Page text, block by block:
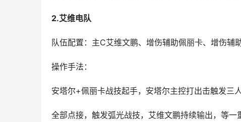
2.艾维电队
队伍配置：主C艾维文鹏、增伤辅助佩丽卡、增伤辅
操作手法：
安塔尔+佩丽卡战技起手，安塔尔主控打出击触发三
全部点接，触发弧光战技，艾维文鹏持续输出，等一